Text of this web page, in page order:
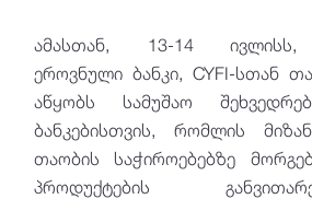
ამასთან, 13-14 ივლისს,
ეროვნული ბანკი, CYFI-სთან
აწყობს სამუშაო
ბანკებისთვის, რომლის
თაობის საჭიროებებზე
პროდუქტების